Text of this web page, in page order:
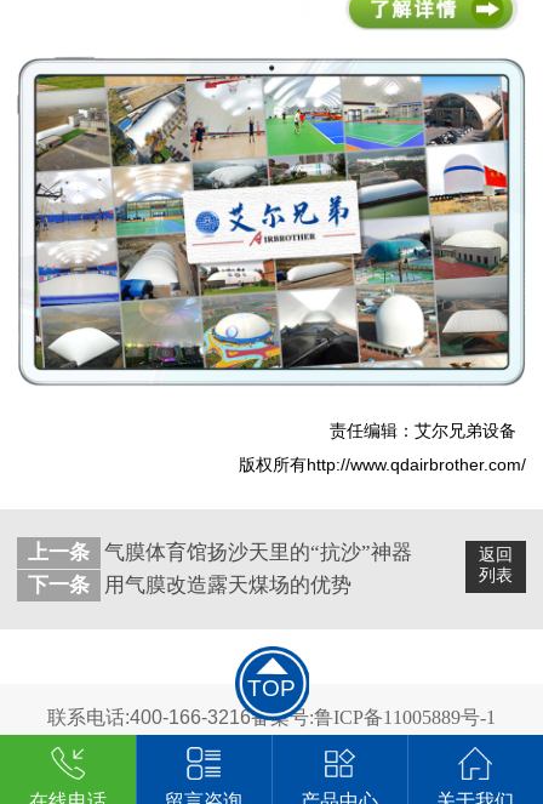
责任编辑：艾尔兄弟设备
版权所有http://www.qdairbrother.com/
返回
列表
上一条
气膜体育馆扬沙天里的“抗沙”神器
下一条
用气膜改造露天煤场的优势
TOP
联系电话:400-166-3216备案号:鲁ICP备11005889号-1
2024 青岛艾尔兄弟科技有限公司 版权所有